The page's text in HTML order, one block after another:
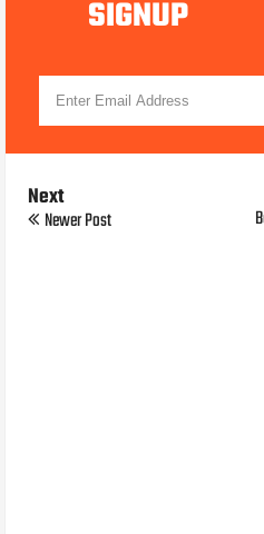
SIGNUP
Next
Newer Post